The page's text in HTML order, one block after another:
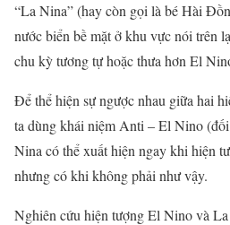
“La Nina” (hay còn gọi là bé Hài
nước biển bề mặt ở khu vực nói trên
chu kỳ tương tự hoặc thưa hơn El
Để thể hiện sự ngược nhau giữa hai
ta dùng khái niệm Anti – El Nino
Nina có thể xuất hiện ngay khi hiện
nhưng có khi không phải như vậy.
Nghiên cứu hiện tượng El Nino và